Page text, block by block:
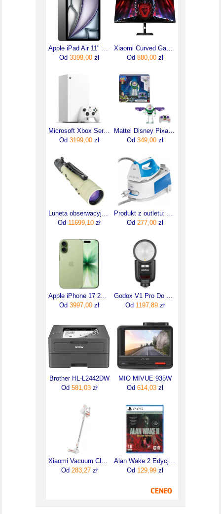
Od 3399,00 zł
Od 880,00zł
Microsoft Xbox Series X 1TB Digital Edition Robot White
Od 3199,00 zł
Od 349,00zł
Od 11699,10 zł
Od 277,00zł
Od 3997,00 zł
Od 1197,89zł
Brother HL-L2442DW
Od 581,03zł
MIO MIVUE 935W
Od 614,03zł
Od 283,27zł
Od 129,99zł